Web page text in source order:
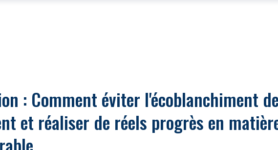
: Comment éviter l'écoblanchiment
et réaliser de réels progrès en